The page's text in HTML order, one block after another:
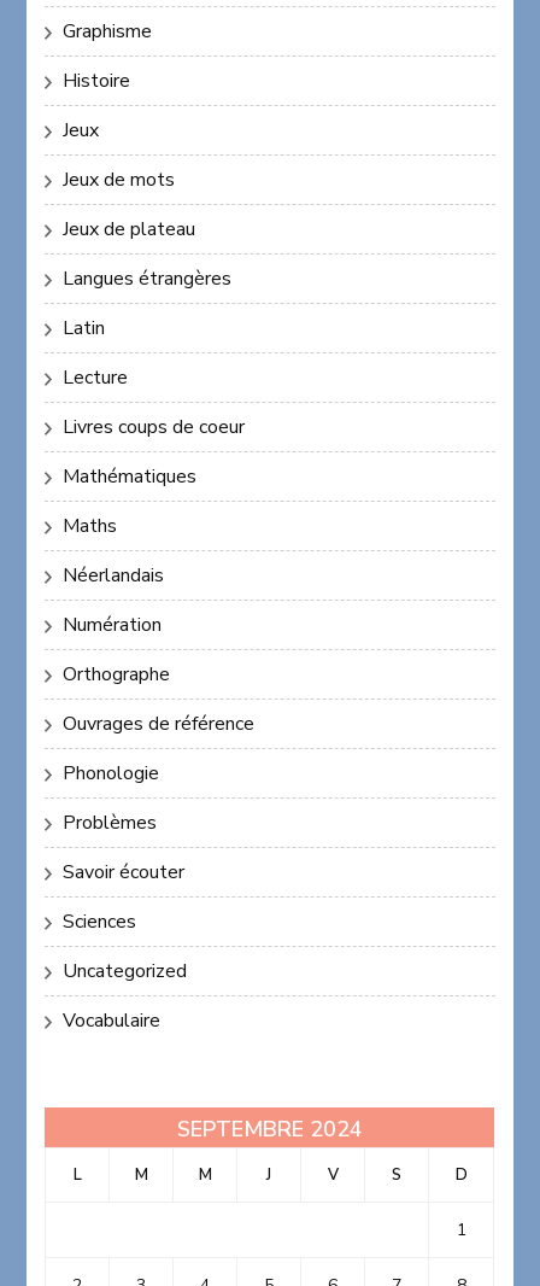
Graphisme
Histoire
Jeux
Jeux de mots
Jeux de plateau
Langues étrangères
Latin
Lecture
Livres coups de coeur
Mathématiques
Maths
Néerlandais
Numération
Orthographe
Ouvrages de référence
Phonologie
Problèmes
Savoir écouter
Sciences
Uncategorized
Vocabulaire
SEPTEMBRE 2024
L M M J V S D
1